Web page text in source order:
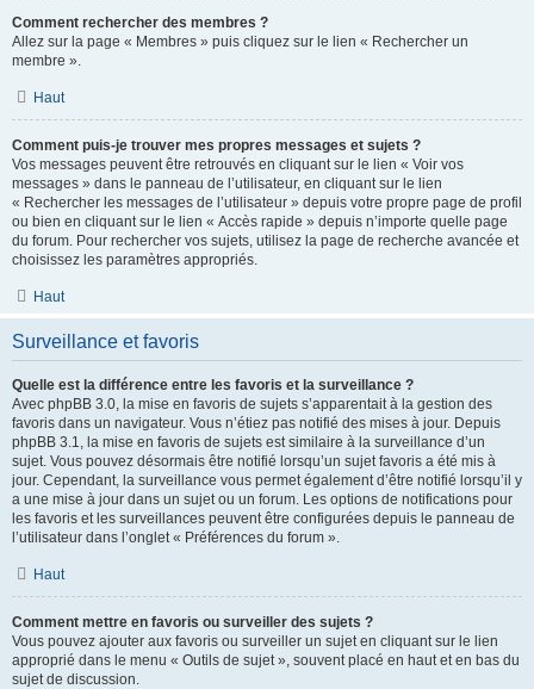
Comment rechercher des membres ?
Allez sur la page « Membres » puis cliquez sur le lien « Rechercher un
membre ».
Haut
Comment puis-je trouver mes propres messages et sujets ?
Vos messages peuvent être retrouvés en cliquant sur le lien « Voir vos
messages » dans le panneau de l’utilisateur, en cliquant sur le lien
« Rechercher les messages de l’utilisateur » depuis votre propre page de profil
ou bien en cliquant sur le lien « Accès rapide » depuis n’importe quelle page
du forum. Pour rechercher vos sujets, utilisez la page de recherche avancée et
choisissez les paramètres appropriés.
Haut
Surveillance et favoris
Quelle est la différence entre les favoris et la surveillance ?
Avec phpBB 3.0, la mise en favoris de sujets s’apparentait à la gestion des
favoris dans un navigateur. Vous n’étiez pas notifié des mises à jour. Depuis
phpBB 3.1, la mise en favoris de sujets est similaire à la surveillance d’un
sujet. Vous pouvez désormais être notifié lorsqu’un sujet favoris a été mis à
jour. Cependant, la surveillance vous permet également d’être notifié lorsqu’il y
a une mise à jour dans un sujet ou un forum. Les options de notifications pour
les favoris et les surveillances peuvent être configurées depuis le panneau de
l’utilisateur dans l’onglet « Préférences du forum ».
Haut
Comment mettre en favoris ou surveiller des sujets ?
Vous pouvez ajouter aux favoris ou surveiller un sujet en cliquant sur le lien
approprié dans le menu « Outils de sujet », souvent placé en haut et en bas du
sujet de discussion.